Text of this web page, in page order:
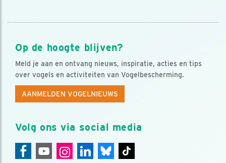
Op de hoogte blijven?
Meld je aan en ontvang nieuws, inspiratie, acties en tips
over vogels en activiteiten van Vogelbescherming.
AANMELDEN VOGELNIEUWS
Volg ons via social media